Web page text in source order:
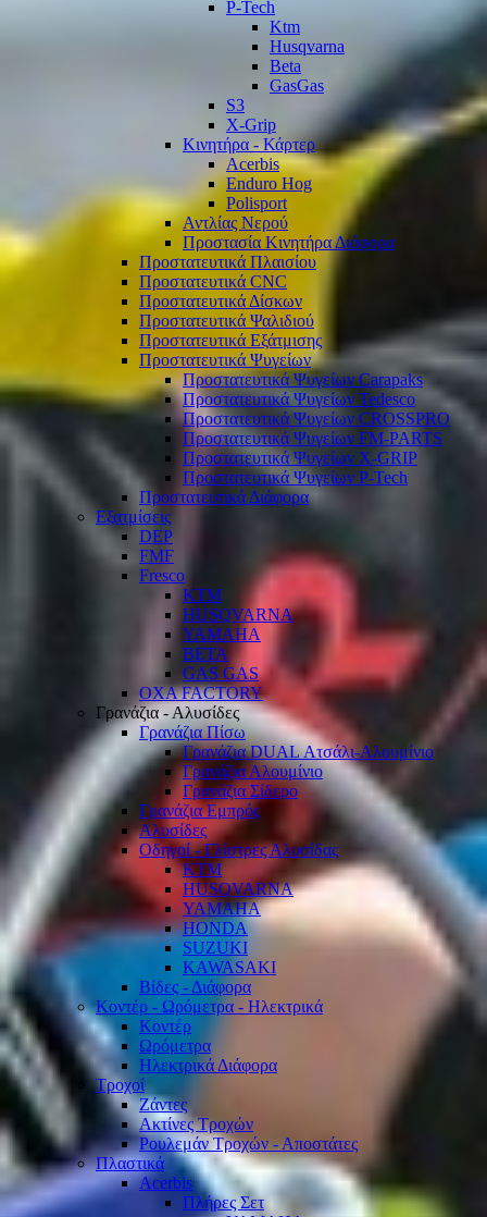
P-Tech
Ktm
Husqvarna
Beta
GasGas
S3
X-Grip
Κινητήρα - Κάρτερ
Acerbis
Enduro Hog
Polisport
Αντλίας Νερού
Προστασία Κινητήρα Διάφορα
Προστατευτικά Πλαισίου
Προστατευτικά CNC
Προστατευτικά Δίσκων
Προστατευτικά Ψαλιδιού
Προστατευτικά Εξάτμισης
Προστατευτικά Ψυγείων
Προστατευτικά Ψυγείων Carapaks
Προστατευτικά Ψυγείων Tedesco
Προστατευτικά Ψυγείων CROSSPRO
Προστατευτικά Ψυγείων FM-PARTS
Προστατευτικά Ψυγείων X-GRIP
Προστατευτικά Ψυγείων P-Tech
Προστατευτικά Διάφορα
Εξατμίσεις
DEP
FMF
Fresco
KTM
HUSQVARNA
YAMAHA
BETA
GAS GAS
OXA FACTORY
Γρανάζια - Αλυσίδες
Γρανάζια Πίσω
Γρανάζια DUAL Ατσάλι-Αλουμίνιο
Γρανάζια Αλουμίνιο
Γρανάζια Σίδερο
Γρανάζια Εμπρός
Αλυσίδες
Οδηγοί - Γλίστρες Αλυσίδας
KTM
HUSQVARNA
YAMAHA
HONDA
SUZUKI
KAWASAKI
Βίδες - Διάφορα
Κοντέρ - Ωρόμετρα - Ηλεκτρικά
Κοντέρ
Ωρόμετρα
Ηλεκτρικά Διάφορα
Τροχοί
Ζάντες
Ακτίνες Τροχών
Ρουλεμάν Τροχών - Αποστάτες
Πλαστικά
Acerbis
Πλήρες Σετ